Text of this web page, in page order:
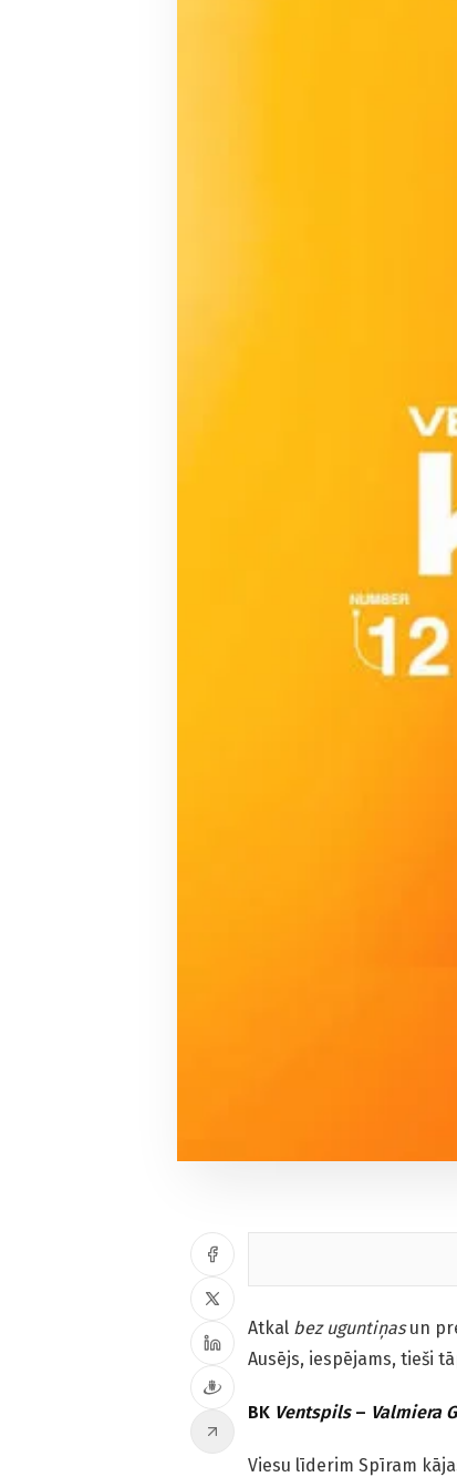
Atkal bez uguntiņasun
Ausējs, iespējams, tieši
BK Ventspils– Valmiera
Viesu līderim Spīram